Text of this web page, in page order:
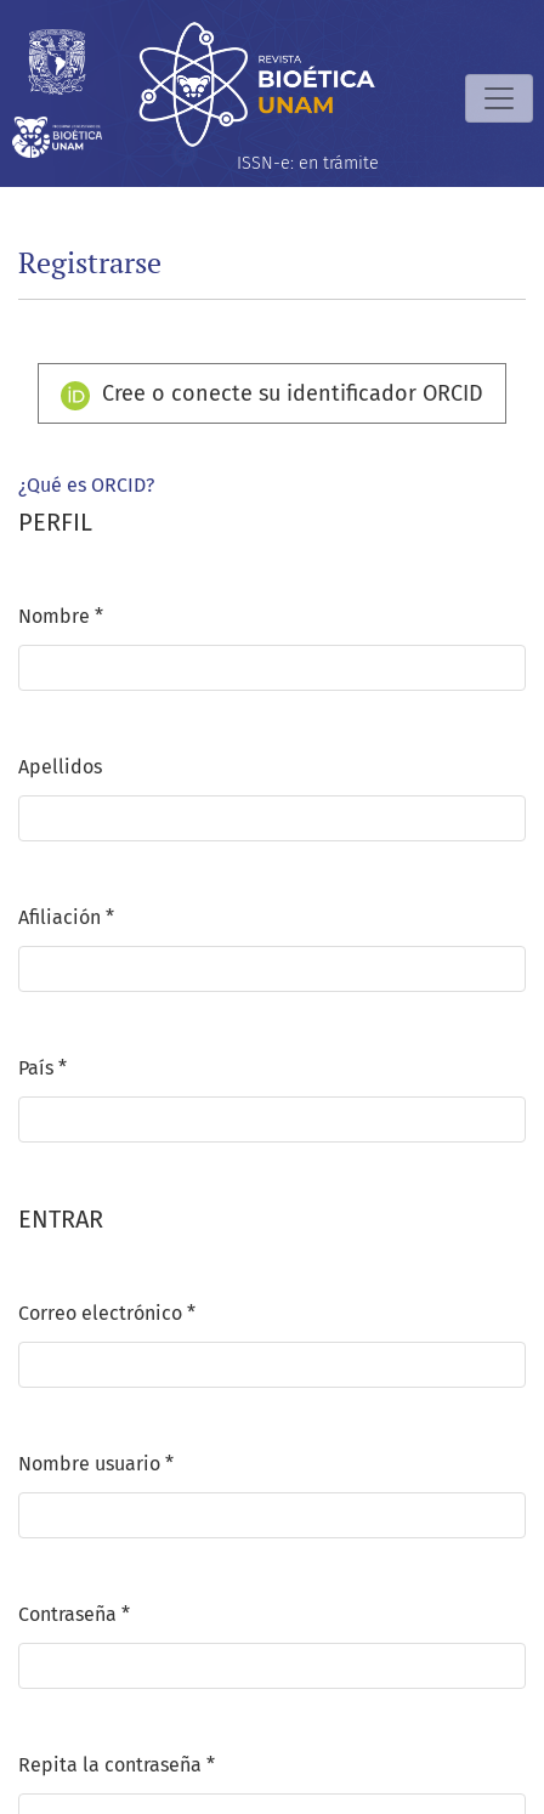
ISSN-e: en trámite
Registrarse
Cree o conecte su identificador ORCID
¿Qué es ORCID?
PERFIL
Nombre *
Obligatorio
Apellidos
Afiliación *
Obligatorio
País *
Obligatorio
ENTRAR
Correo electrónico *
Obligatorio
Nombre usuario *
Obligatorio
Contraseña *
Obligatorio
Repita la contraseña *
Obligatorio